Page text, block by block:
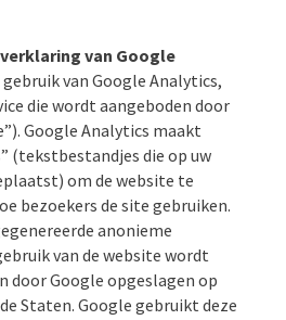
van Google
van Google Analytics,
die wordt aangeboden door
Google Analytics maakt
(tekstbestandjes die op uw
om de website te
bezoekers de site gebruiken.
anonieme
van de website wordt
door Google opgeslagen op
Staten. Google gebruikt deze